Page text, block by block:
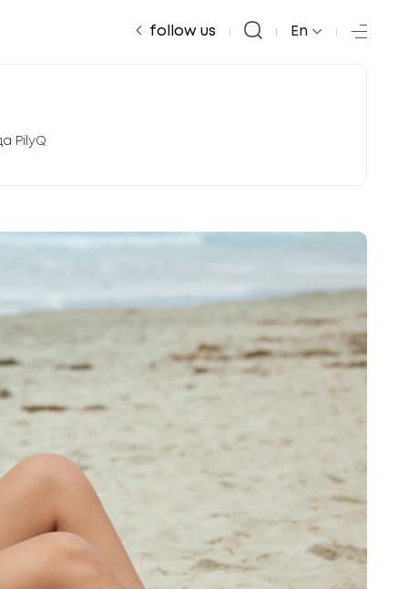
follow us | | En |
PilyQ